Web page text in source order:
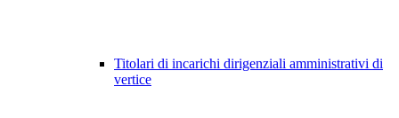
Titolari di incarichi dirigenziali amministrativi di
vertice